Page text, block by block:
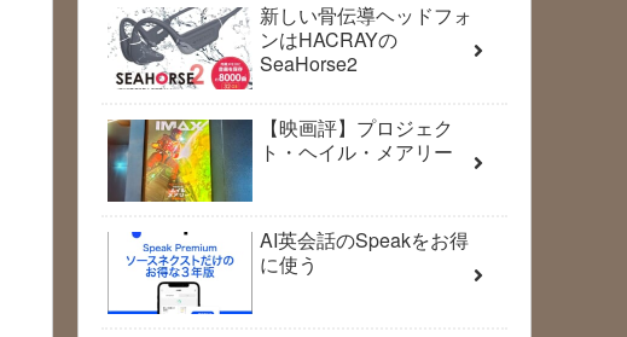
新しい骨伝導ヘッドフォ
ンはHACRAYの
SeaHorse2
【映画評】プロジェク
ト・ヘイル・メアリー
AI英会話のSpeakをお得
に使う